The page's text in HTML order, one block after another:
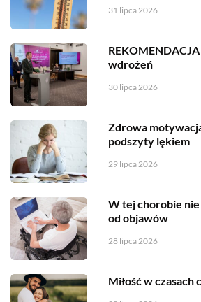
31 lipca 2026
wdrożeń
30 lipca 2026
Zdrowa
podszyty lękiem
29 lipca 2026
W tej chorobie
od objawów
28 lipca 2026
Miłość w czasach